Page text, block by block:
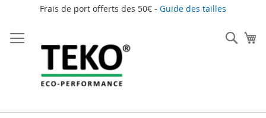
Frais de port offerts des 50€ - Guide des tailles
au
contenu